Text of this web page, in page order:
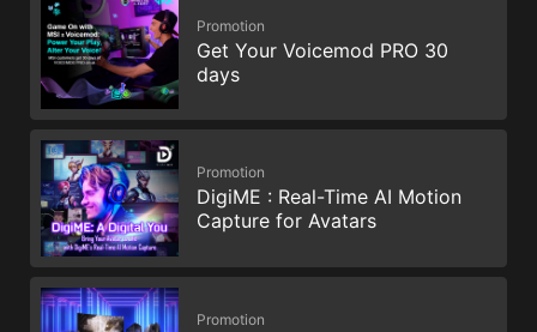
Promotion
Get Your Voicemod PRO 30
days
Promotion
DigiME : Real-Time AI Motion
Capture for Avatars
Promotion